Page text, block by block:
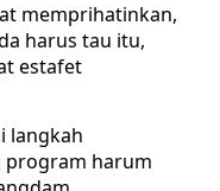
memprihatinkan,
harus tau itu,
estafet
langkah
program harum